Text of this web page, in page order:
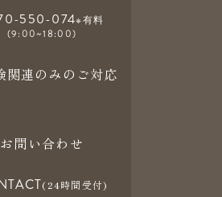
550-074※有料
(9:00~18:00)
連のみのご対応
お問い合わせ
(24時間受付)